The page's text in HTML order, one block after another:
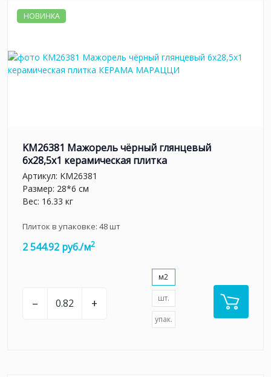
НОВИНКА
KM26381 Мажорель чёрный глянцевый
6x28,5x1 керамическая плитка
Артикул: KM26381
Размер: 28*6 см
Вес: 16.33 кг
Плиток в упаковке: 48шт
2 544.92 руб./м2
– +
м2
шт.
упак.